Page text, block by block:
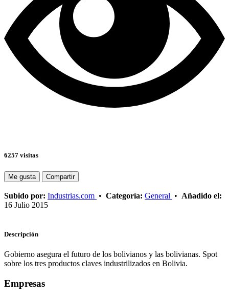
6257 visitas
Me gusta Compartir
Subido por: Industrias.com • Categoría: General • Añadido el:
16 Julio 2015
Descripción
Gobierno asegura el futuro de los bolivianos y las bolivianas. Spot
sobre los tres productos claves industrilizados en Bolivia.
Empresas